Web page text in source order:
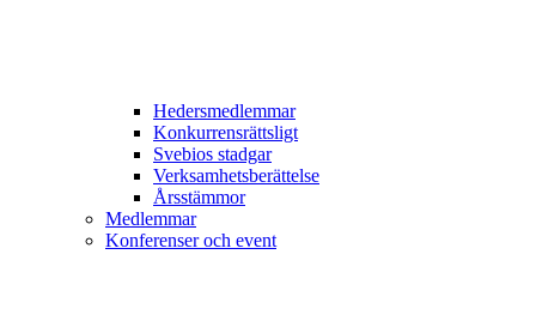
Hedersmedlemmar
Konkurrensrättsligt
Svebios stadgar
Verksamhetsberättelse
Årsstämmor
Medlemmar
Konferenser och event